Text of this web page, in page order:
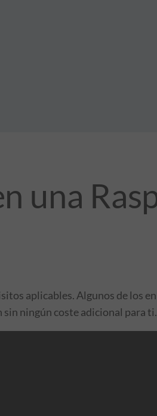
una
aplicables. Algunos de los
sin ningún coste adicional para ti.